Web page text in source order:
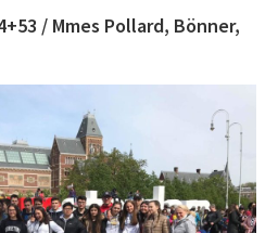
/ Mmes Pollard, Bönner,